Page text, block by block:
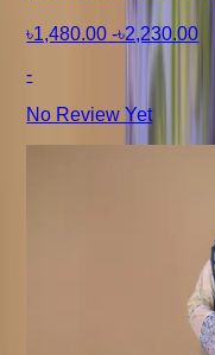
৳1,480.00 -৳2,230.00
-
No Review Yet